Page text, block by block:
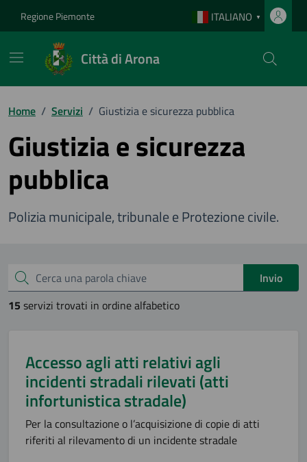
Regione Piemonte ITALIANO ▼
Città di Arona
Home / Servizi / Giustizia e sicurezza pubblica
Giustizia e sicurezza
pubblica
Polizia municipale, tribunale e Protezione civile.
Cerca una parola chiave
Invio
15 servizi trovati in ordine alfabetico
Accesso agli atti relativi agli
incidenti stradali rilevati (atti
infortunistica stradale)
Per la consultazione o l’acquisizione di copie di atti
riferiti al rilevamento di un incidente stradale